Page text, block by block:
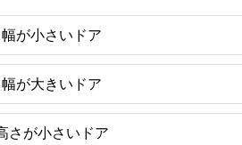
幅が小さいドア
幅が大きいドア
さが小さいドア